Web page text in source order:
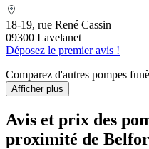
18-19, rue René Cassin
09300 Lavelanet
Déposez le premier avis !
Comparez d'autres pompes
Afficher plus
Avis et prix des
proximité de